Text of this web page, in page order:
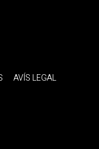
AVÍS LEGAL